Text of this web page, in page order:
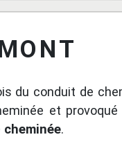
du conduit de
et
cheminée.